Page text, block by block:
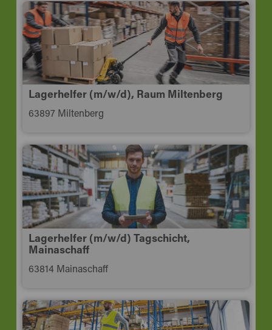
Lagerhelfer (m/w/d), Raum Miltenberg
63897 Miltenberg
Lagerhelfer (m/w/d) Tagschicht,
Mainaschaff
63814 Mainaschaff